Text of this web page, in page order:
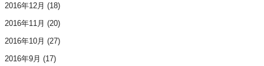
2016年12月 (18)
2016年11月 (20)
2016年10月 (27)
2016年9月 (17)